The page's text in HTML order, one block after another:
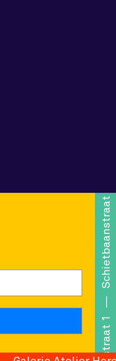
Schietbaanstraat 1